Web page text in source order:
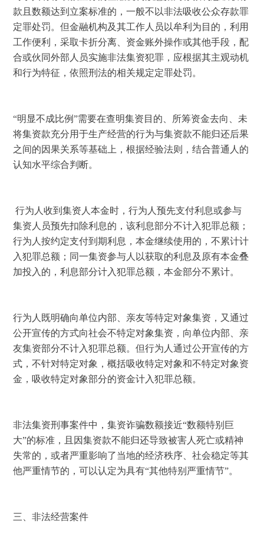
款且数额达到立案标准的，一般不以非法吸收公众存款罪
定罪处罚。但金融机构及其工作人员以牟利为目的，利用
工作便利，采取卡折分离、资金账外操作或其他手段，配
合或伙同外部人员实施非法集资犯罪，应根据其主观动机
和行为特征，依照刑法的相关规定定罪处罚。
“明显不成比例”需要在查明集资目的、所筹资金去向、未
将集资款充分用于生产经营的行为与集资款不能归还后果
之间的因果关系等基础上，根据经验法则，结合普通人的
认知水平综合判断。
行为人收到集资人本金时，行为人预先支付利息或参与
集资人员预先扣除利息的，该利息部分不计入犯罪总额；
行为人按约定支付到期利息，本金继续使用的，不累计计
入犯罪总额；同一集资参与人以获取的利息及原有本金叠
加投入的，利息部分计入犯罪总额，本金部分不累计。
行为人既明确向单位内部、亲友等特定对象集资，又通过
公开宣传的方式向社会不特定对象集资，向单位内部、亲
友集资部分不计入犯罪总额。但行为人通过公开宣传的方
式，不针对特定对象，概括吸收特定对象和不特定对象资
金，吸收特定对象部分的资金计入犯罪总额。
非法集资刑事案件中，集资诈骗数额接近“数额特别巨
大”的标准，且因集资款不能归还导致被害人死亡或精神
失常的，或者严重影响了当地的经济秩序、社会稳定等其
他严重情节的，可以认定为具有“其他特别严重情节”。
三、非法经营案件